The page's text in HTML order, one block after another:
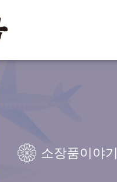
소장품이야기